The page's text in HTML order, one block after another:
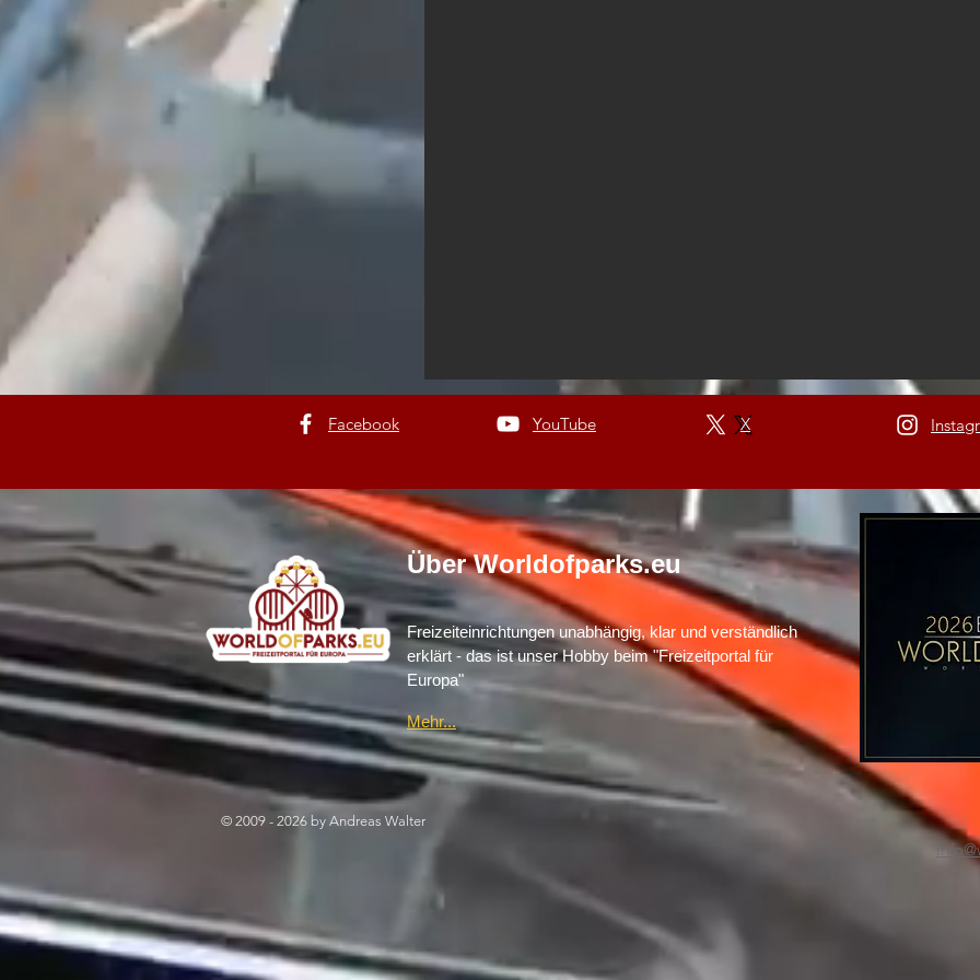
Facebook YouTube X
Über Worldofparks.eu
Freizeiteinrichtungen unabhängig, klar und verständlich
erklärt - das ist unser Hobby beim "Freizeitportal für
Europa"
Mehr...
© 2009 - 2026 by Andreas Walter